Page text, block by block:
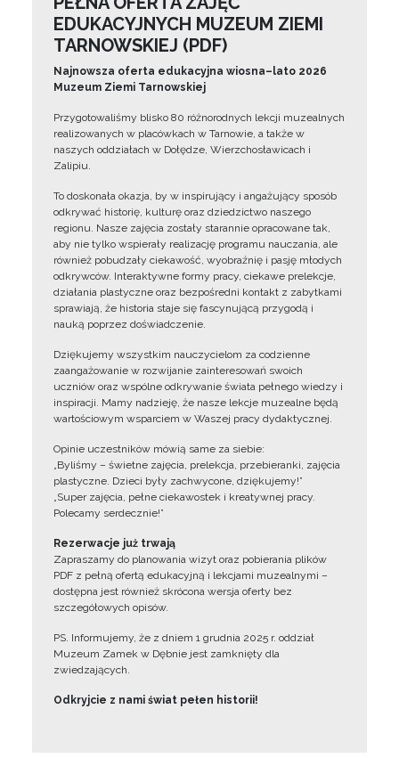
EDUKACYJNYCH MUZEUM ZIEMI
TARNOWSKIEJ (PDF)
Najnowsza oferta edukacyjna wiosna–lato 2026
Muzeum Ziemi Tarnowskiej
Przygotowaliśmy blisko 80 różnorodnych lekcji muzealnych
realizowanych w placówkach w Tarnowie, a także w
naszych oddziałach w Dołędze, Wierzchosławicach i
Zalipiu.
To doskonała okazja, by w inspirujący i angażujący sposób
odkrywać historię, kulturę oraz dziedzictwo naszego
regionu. Nasze zajęcia zostały starannie opracowane tak,
aby nie tylko wspierały realizację programu nauczania, ale
również pobudzały ciekawość, wyobraźnię i pasję młodych
odkrywców. Interaktywne formy pracy, ciekawe prelekcje,
działania plastyczne oraz bezpośredni kontakt z zabytkami
sprawiają, że historia staje się fascynującą przygodą i
nauką poprzez doświadczenie.
Dziękujemy wszystkim nauczycielom za codzienne
zaangażowanie w rozwijanie zainteresowań swoich
uczniów oraz wspólne odkrywanie świata pełnego wiedzy i
inspiracji. Mamy nadzieję, że nasze lekcje muzealne będą
wartościowym wsparciem w Waszej pracy dydaktycznej.
Opinie uczestników mówią same za siebie:
„Byliśmy – świetne zajęcia, prelekcja, przebieranki, zajęcia
plastyczne. Dzieci były zachwycone, dziękujemy!”
„Super zajęcia, pełne ciekawostek i kreatywnej pracy.
Polecamy serdecznie!”
Rezerwacje już trwają
Zapraszamy do planowania wizyt oraz pobierania plików
PDF z pełną ofertą edukacyjną i lekcjami muzealnymi –
dostępna jest również skrócona wersja oferty bez
szczegółowych opisów.
PS. Informujemy, że z dniem 1 grudnia 2025 r. oddział
Muzeum Zamek w Dębnie jest zamknięty dla
zwiedzających.
Odkryjcie z nami świat pełen historii!